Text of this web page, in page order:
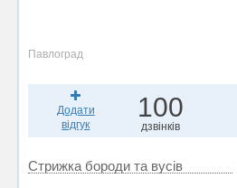
Павлоград
Додати
відгук
100
дзвінків
Стрижка бороди та вусів